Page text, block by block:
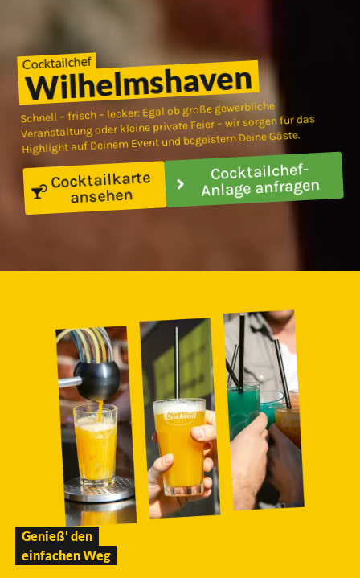
Cocktailchef
Wilhelmshaven
Schnell – frisch – lecker: Egal ob große gewerbliche
Veranstaltung oder kleine private Feier – wir sorgen für das
Highlight auf Deinem Event und begeistern Deine Gäste.
Cocktailkarte
ansehen
Cocktailchef-
Anlage anfragen
Genieß' den
einfachen Weg